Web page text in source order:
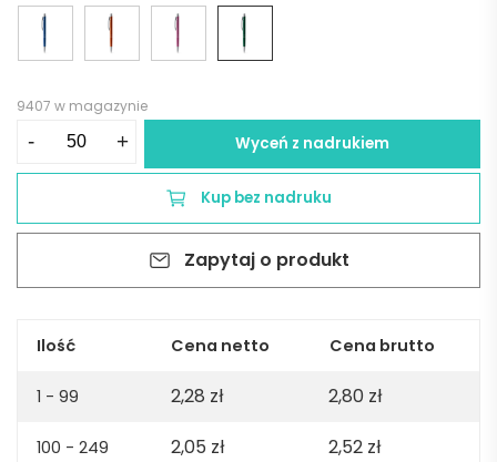
9407 w magazynie
-
Zielony
+ Wyceń z nadrukiem
Kup bez nadruku
Zapytaj o produkt
Ilość Cena netto Cena brutto
1 - 99 2,28 zł 2,80 zł
100 - 249 2,05 zł 2,52 zł